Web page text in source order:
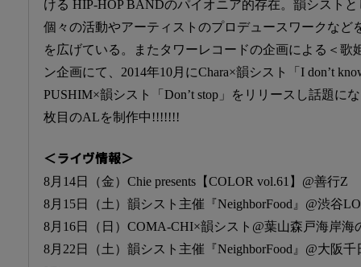
ける HIP-HOP BANDのパイオニア的存在。韻シスト
個々の活動やアーティストのプロデュースワークなど
を広げている。またタワーレコードの企画による＜歌
ン企画にて、2014年10月にChara×韻シスト「I don’t
PUSHIM×韻シスト「Don’t stop」をリリースし話題に
枚目のALを制作中!!!!!!!
＜ライヴ情報＞
8月14日（金）Chie presents【COLOR vol.61】@善行Z
8月15日（土）韻シスト主催『NeighborFood』@渋谷
8月16日（日）COMA-CHI×韻シスト@葉山森戸海岸海
8月22日（土）韻シスト主催『NeighborFood』@大阪